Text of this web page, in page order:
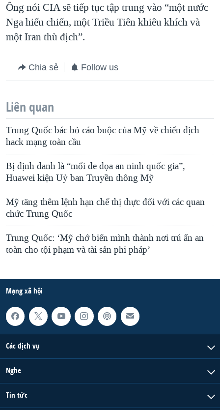
Ông nói CIA sẽ tiếp tục tập trung vào “một nước
Nga hiếu chiến, một Triều Tiên khiêu khích và
một Iran thù địch”.
Chia sẻ Follow us
Liên quan
Trung Quốc bác bỏ cáo buộc của Mỹ về chiến dịch
hack mạng toàn cầu
Bị định danh là “mối đe dọa an ninh quốc gia”,
Huawei kiện Uỷ ban Truyền thông Mỹ
Mỹ tăng thêm lệnh hạn chế thị thực đối với các quan
chức Trung Quốc
Trung Quốc: ‘Mỹ chớ biến mình thành nơi trú ẩn an
toàn cho tội phạm và tài sản phi pháp’
Mạng xã hội
Các dịch vụ
Nghe
Tin tức